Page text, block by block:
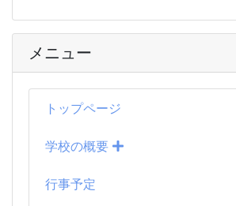
メニュー
トップページ
学校の概要
行事予定